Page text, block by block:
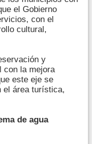
el Gobierno
con el
cultural,
y
con la mejora
este eje se
el área turística,
de agua